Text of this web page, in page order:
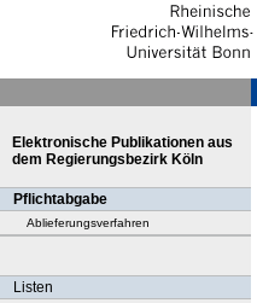
Elektronische Publikationen aus
dem Regierungsbezirk Köln
Pflichtabgabe
Ablieferungsverfahren
Listen